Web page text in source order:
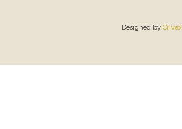
Designed by Crivex